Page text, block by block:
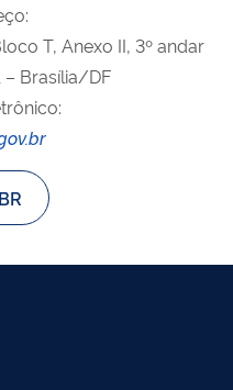
T, Anexo II, 3º andar
– Brasília/DF